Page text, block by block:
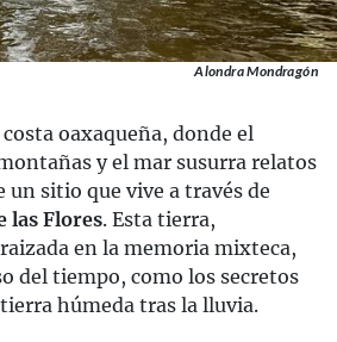
Alondra Mondragón
oaxaqueña, donde el
y el mar susurra relatos
un sitio que vive a través de
las Flores. Esta tierra,
en la memoria mixteca,
del tiempo, como los secretos
húmeda tras la lluvia.